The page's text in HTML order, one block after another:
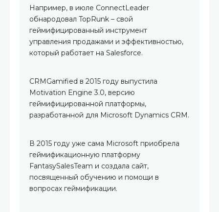
Например, в июле ConnectLeader
обнародовал TopRunk – свой
геймифицированный инструмент
управления продажами и эффективностью,
который работает на Salesforce.
CRMGamified в 2015 году выпустила
Motivation Engine 3.0, версию
геймифицированной платформы,
разработанной для Microsoft Dynamics CRM.
В 2015 году уже сама Microsoft приобрела
геймификационную платформу
FantasySalesTeam и создала сайт,
посвященный обучению и помощи в
вопросах геймификации.